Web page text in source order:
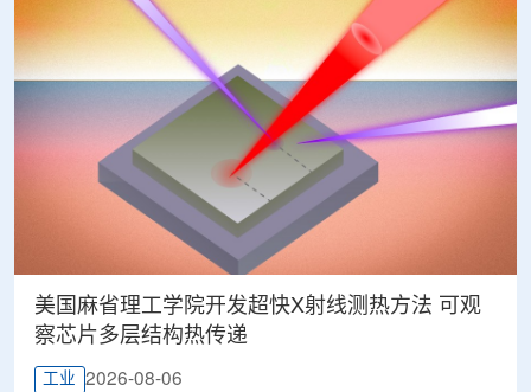
美国麻省理工学院开发超快X射线测热方法 可观
察芯片多层结构热传递
工业 2026-08-06